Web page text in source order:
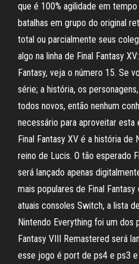
que é 100% agilidade em
batalhas em grupo do original
total ou parcialmente seus
algo na linha de Final Fantasy
Fantasy, veja o número 15. Se
série; a história, os
todos novos, então nenhum
necessário para aproveitar esta
Final Fantasy XV é a história
reino de Lucis. O tão esperado
será lançado apenas
mais populares de Final
atuais consoles Switch, a lista
Nintendo Everything foi um dos
Fantasy VIII Remastered será
esse jogo é port de ps4 e ps3